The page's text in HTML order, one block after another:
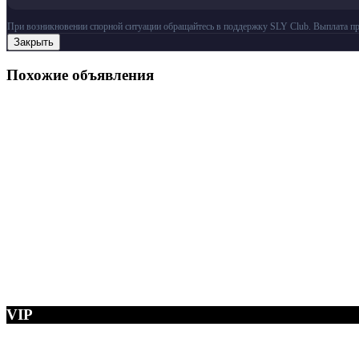
При возникновении спорной ситуации обращайтесь в поддержку SLY Club. Выплата
Закрыть
Похожие объявления
VIP